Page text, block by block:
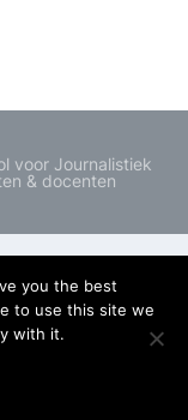
voor Journalistiek
& docenten
you the best
to use this site we
with it.